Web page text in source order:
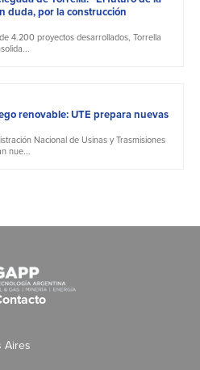
duda, por la construcción
4.200 proyectos desarrollados, Torrella
renovable: UTE prepara nuevas
Nacional de Usinas y Trasmisiones
nue...
Aires